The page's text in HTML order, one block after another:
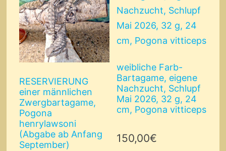
RESERVIERUNG
einer männlichen
Zwergbartagame,
Pogona
henrylawsoni
(Abgabe ab Anfang
September)
weibliche Farb-
Bartagame, eigene
Nachzucht, Schlupf
Mai 2026, 32 g, 24
cm, Pogona vitticeps
150,00€